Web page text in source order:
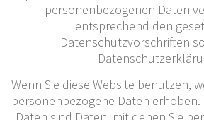
personenbezogenen Daten
entsprechend den
Datenschutzvorschriften
Wenn Sie diese Website benutzen,
personenbezogene Daten
Daten sind Daten, mit denen Sie